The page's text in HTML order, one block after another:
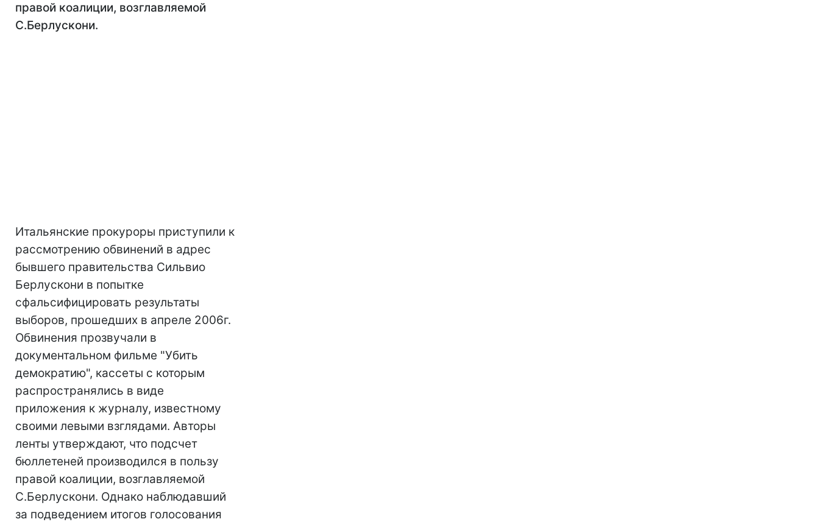
правой коалиции, возглавляемой
С.Берлускони.
Итальянские прокуроры приступили к
рассмотрению обвинений в адрес
бывшего правительства Сильвио
Берлускони в попытке
сфальсифицировать результаты
выборов, прошедших в апреле 2006г.
Обвинения прозвучали в
документальном фильме "Убить
демократию", кассеты с которым
распространялись в виде
приложения к журналу, известному
своими левыми взглядами. Авторы
ленты утверждают, что подсчет
бюллетеней производился в пользу
правой коалиции, возглавляемой
С.Берлускони. Однако наблюдавший
за подведением итогов голосования